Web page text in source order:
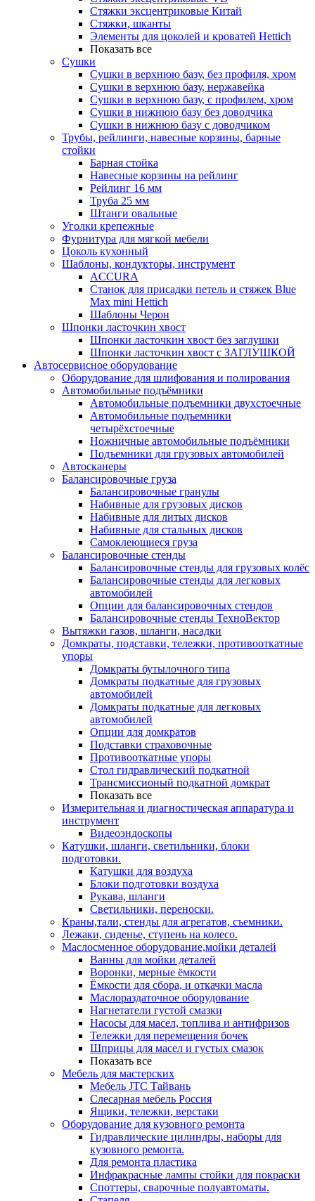
Стяжки эксцентриковые Китай
Стяжки, шканты
Элементы для цоколей и кроватей Hettich
Показать все
Сушки
Сушки в верхнюю базу, без профиля, хром
Сушки в верхнюю базу, нержавейка
Сушки в верхнюю базу, с профилем, хром
Сушки в нижнюю базу без доводчика
Сушки в нижнюю базу с доводчиком
Трубы, рейлинги, навесные корзины, барные
стойки
Барная стойка
Навесные корзины на рейлинг
Рейлинг 16 мм
Труба 25 мм
Штанги овальные
Уголки крепежные
Фурнитура для мягкой мебели
Цоколь кухонный
Шаблоны, кондукторы, инструмент
ACCURA
Станок для присадки петель и стяжек Blue
Max mini Hettich
Шаблоны Черон
Шпонки ласточкин хвост
Шпонки ласточкин хвост без заглушки
Шпонки ласточкин хвост с ЗАГЛУШКОЙ
Автосервисное оборудование
Оборудование для шлифования и полирования
Автомобильные подъёмники
Автомобильные подъемники двухстоечные
Автомобильные подъемники
четырёхстоечные
Ножничные автомобильные подъёмники
Подъемники для грузовых автомобилей
Автосканеры
Балансировочные груза
Балансировочные гранулы
Набивные для грузовых дисков
Набивные для литых дисков
Набивные для стальных дисков
Самоклеющиеся груза
Балансировочные стенды
Балансировочные стенды для грузовых колёс
Балансировочные стенды для легковых
автомобилей
Опции для балансировочных стендов
Балансировочные стенды ТехноВектор
Вытяжки газов, шланги, насадки
Домкраты, подставки, тележки, противооткатные
упоры
Домкраты бутылочного типа
Домкраты подкатные для грузовых
автомобилей
Домкраты подкатные для легковых
автомобилей
Опции для домкратов
Подставки страховочные
Противооткатные упоры
Стол гидравлический подкатной
Трансмиссионый подкатной домкрат
Показать все
Измерительная и диагностическая аппаратура и
инструмент
Видеоэндоскопы
Катушки, шланги, светильники, блоки
подготовки.
Катушки для воздуха
Блоки подготовки воздуха
Рукава, шланги
Светильники, переноски.
Краны,тали, стенды для агрегатов, съемники.
Лежаки, сиденье, ступень на колесо.
Маслосменное оборудование,мойки деталей
Ванны для мойки деталей
Воронки, мерные ёмкости
Ёмкости для сбора, и откачки масла
Маслораздаточное оборудование
Нагнетатели густой смазки
Насосы для масел, топлива и антифризов
Тележки для перемещения бочек
Шприцы для масел и густых смазок
Показать все
Мебель для мастерских
Мебель JTC Тайвань
Слесарная мебель Россия
Ящики, тележки, верстаки
Оборудование для кузовного ремонта
Гидравлические цилиндры, наборы для
кузовного ремонта.
Для ремонта пластика
Инфракрасные лампы стойки для покраски
Споттеры, сварочные полуавтоматы.